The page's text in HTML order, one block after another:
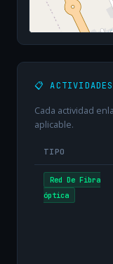
📋
Cada actividad
aplicable.
TIPO
Red De Fibra
óptica